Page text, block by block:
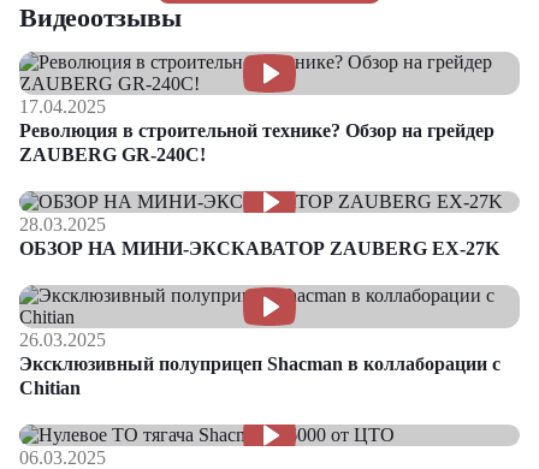
Видеоотзывы
17.04.2025
Революция в строительной технике? Обзор на грейдер
ZAUBERG GR-240C!
28.03.2025
ОБЗОР НА МИНИ-ЭКСКАВАТОР ZAUBERG EX-27K
26.03.2025
Эксклюзивный полуприцеп Shacman в коллаборации с
Chitian
06.03.2025